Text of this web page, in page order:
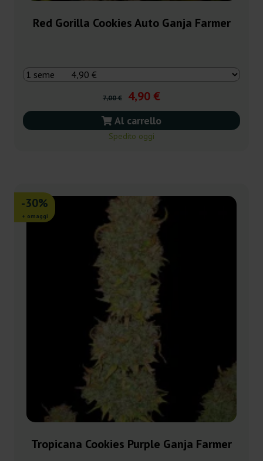
Red Gorilla Cookies Auto Ganja Farmer
7,00 € 4,90 €
Al carrello
Spedito oggi
-30%
+ omaggi
Tropicana Cookies Purple Ganja Farmer